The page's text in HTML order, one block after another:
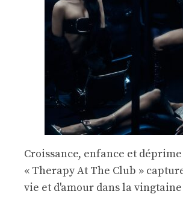
Croissance, enfance et déprime
« Therapy At The Club »
vie et d'amour dans la vingtaine